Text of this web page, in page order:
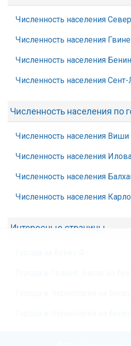
Численность населения
Численность населения
Численность населения
Численность населения
Численность населения по
Численность населения Виши
Численность населения
Численность населения
Численность населения
Интересные страницы